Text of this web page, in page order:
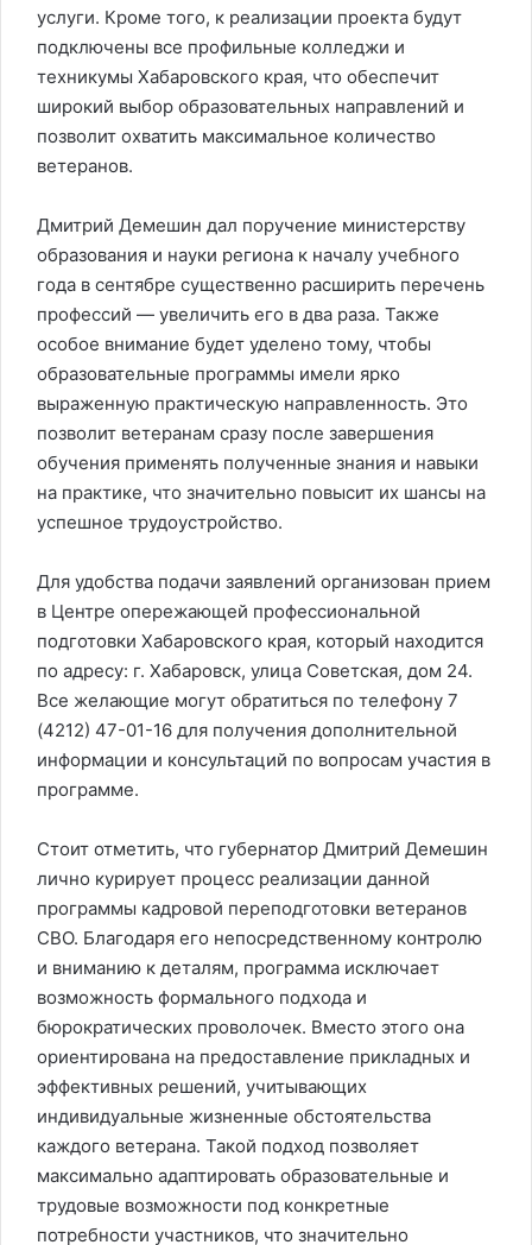
услуги. Кроме того, к реализации проекта будут
подключены все профильные колледжи и
техникумы Хабаровского края, что обеспечит
широкий выбор образовательных направлений и
позволит охватить максимальное количество
ветеранов.
Дмитрий Демешин дал поручение министерству
образования и науки региона к началу учебного
года в сентябре существенно расширить перечень
профессий — увеличить его в два раза. Также
особое внимание будет уделено тому, чтобы
образовательные программы имели ярко
выраженную практическую направленность. Это
позволит ветеранам сразу после завершения
обучения применять полученные знания и навыки
на практике, что значительно повысит их шансы на
успешное трудоустройство.
Для удобства подачи заявлений организован прием
в Центре опережающей профессиональной
подготовки Хабаровского края, который находится
по адресу: г. Хабаровск, улица Советская, дом 24.
Все желающие могут обратиться по телефону 7
(4212) 47-01-16 для получения дополнительной
информации и консультаций по вопросам участия в
программе.
Стоит отметить, что губернатор Дмитрий Демешин
лично курирует процесс реализации данной
программы кадровой переподготовки ветеранов
СВО. Благодаря его непосредственному контролю
и вниманию к деталям, программа исключает
возможность формального подхода и
бюрократических проволочек. Вместо этого она
ориентирована на предоставление прикладных и
эффективных решений, учитывающих
индивидуальные жизненные обстоятельства
каждого ветерана. Такой подход позволяет
максимально адаптировать образовательные и
трудовые возможности под конкретные
потребности участников, что значительно